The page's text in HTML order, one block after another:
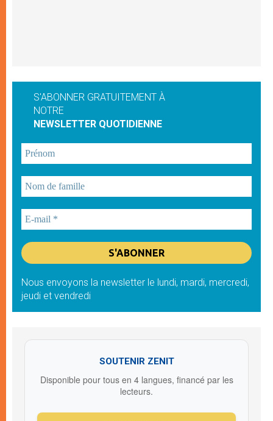
S'ABONNER GRATUITEMENT À
NOTRE
NEWSLETTER QUOTIDIENNE
Nous envoyons la newsletter le lundi, mardi, mercredi,
jeudi et vendredi
SOUTENIR ZENIT
Disponible pour tous en 4 langues, financé par les
lecteurs.